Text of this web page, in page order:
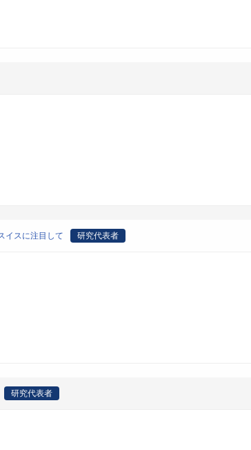
イスに注目して 研究代表者
研究代表者